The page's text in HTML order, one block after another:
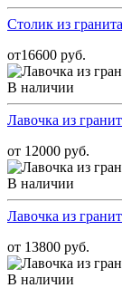
Столик из
от16600 руб.
В наличии
Лавочка из
от 12000 руб.
В наличии
Лавочка из
от 13800 руб.
В наличии